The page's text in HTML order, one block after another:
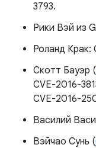
3793.
Рики Вэй из
Роланд Крак:
Скотт Бауэр (
CVE-2016-
CVE-2016-
Василий
Вэйчао Сунь (